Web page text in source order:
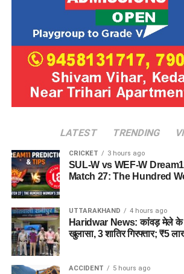
LATEST TRENDING
CRICKET 3 hours ago
SUL-W vs WEF-W
Match 27: The Hundred
UTTARAKHAND 4 hours ago
Haridwar News: कांवड़ मेले के
खुलासा, 3 शातिर गिरफ्तार; ₹5
ACCIDENT 5 hours ago